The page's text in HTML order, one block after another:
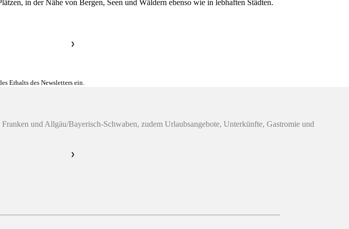
in der Nähe von Bergen, Seen und Wäldern ebenso wie in lebhaften Städten.
Erhalts des Newsletters ein.
und Allgäu/Bayerisch-Schwaben, zudem Urlaubsangebote, Unterkünfte, Gastromie und
❯
❯